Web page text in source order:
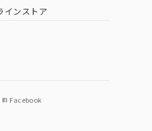
インストア
Facebook